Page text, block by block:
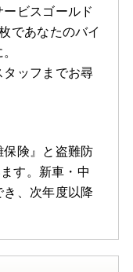
ビスゴールド
であなたのバイ
ッフまでお尋
保険』と盗難防
す。新車・中
、次年度以降